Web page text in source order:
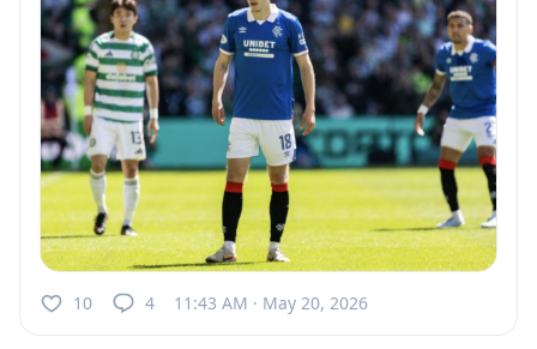
10 4 11:43 AM · May 20, 2026